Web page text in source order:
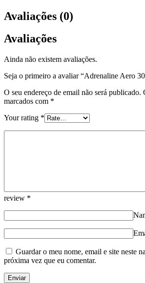
Avaliações (0)
Avaliações
Ainda não existem avaliações.
Seja o primeiro a avaliar “Adrenaline Aero
O seu endereço de email não será publicado.
marcados com *
Your rating *
review *
Guardar o meu nome, email e site neste
próxima vez que eu comentar.